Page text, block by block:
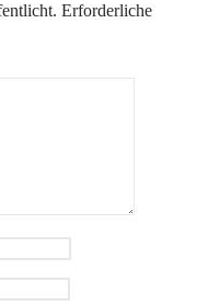
Erforderliche